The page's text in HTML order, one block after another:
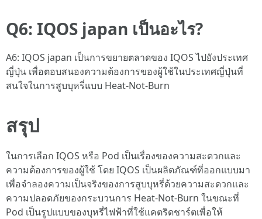
Q6: IQOS japan เป็นอะไร?
A6: IQOS japan เป็นการขยายตลาดของ IQOS ไปยังประเทศ
ญี่ปุ่น เพื่อตอบสนองความต้องการของผู้ใช้ในประเทศญี่ปุ่นที่
สนใจในการสูบบุหรี่แบบ Heat-Not-Burn
สรุป
ในการเลือก IQOS หรือ Pod เป็นเรื่องของความสะดวกและ
ความต้องการของผู้ใช้ โดย IQOS เป็นผลิตภัณฑ์ที่ออกแบบมา
เพื่อจำลองความเป็นจริงของการสูบบุหรี่ด้วยความสะดวกและ
ความปลอดภัยของกระบวนการ Heat-Not-Burn ในขณะที่
Pod เป็นรูปแบบของบุหรี่ไฟฟ้าที่ใช้แคตริดชาร์ตเพื่อให้